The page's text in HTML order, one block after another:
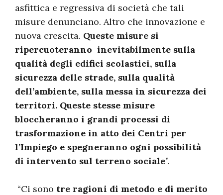
asfittica e regressiva di società che tali
misure denunciano. Altro che innovazione e
nuova crescita. Queste misure si
ripercuoteranno inevitabilmente sulla
qualità degli edifici scolastici, sulla
sicurezza delle strade, sulla qualità
dell’ambiente, sulla messa in sicurezza dei
territori. Queste stesse misure
bloccheranno i grandi processi di
trasformazione in atto dei Centri per
l’Impiego e spegneranno ogni possibilità
di intervento sul terreno sociale”.
“Ci sono tre ragioni di metodo e di merito